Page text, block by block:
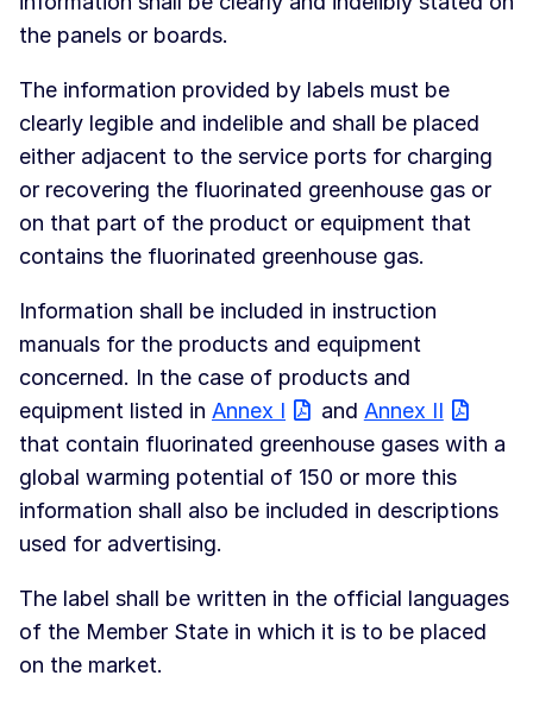
the panels or boards.
The information provided by labels must be
clearly legible and indelible and shall be placed
either adjacent to the service ports for charging
or recovering the fluorinated greenhouse gas or
on that part of the product or equipment that
contains the fluorinated greenhouse gas.
Information shall be included in instruction
manuals for the products and equipment
concerned. In the case of products and
equipment listed in Annex I and Annex II
that contain fluorinated greenhouse gases with a
global warming potential of 150 or more this
information shall also be included in descriptions
used for advertising.
The label shall be written in the official languages
of the Member State in which it is to be placed
on the market.